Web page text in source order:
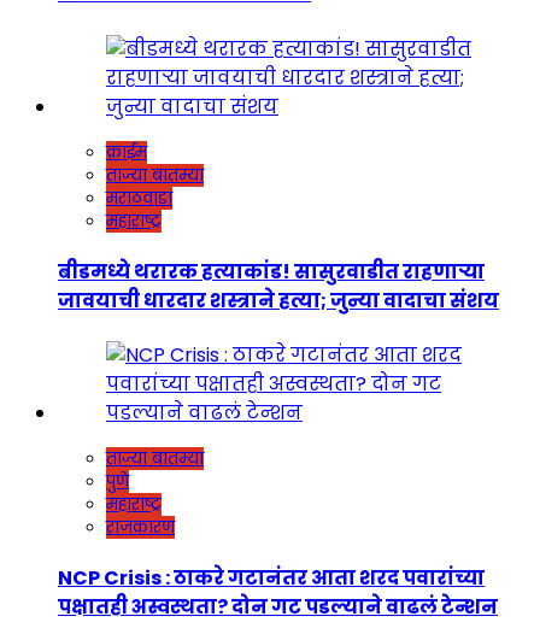
क्राईम
ताज्या बातम्या
मराठवाडा
महाराष्ट्र
बीडमध्ये थरारक हत्याकांड! सासुरवाडीत राहणाऱ्या
जावयाची धारदार शस्त्राने हत्या; जुन्या वादाचा संशय
ताज्या बातम्या
पुणे
महाराष्ट्र
राजकारण
NCP Crisis : ठाकरे गटानंतर आता शरद पवारांच्या
पक्षातही अस्वस्थता? दोन गट पडल्याने वाढलं टेन्शन